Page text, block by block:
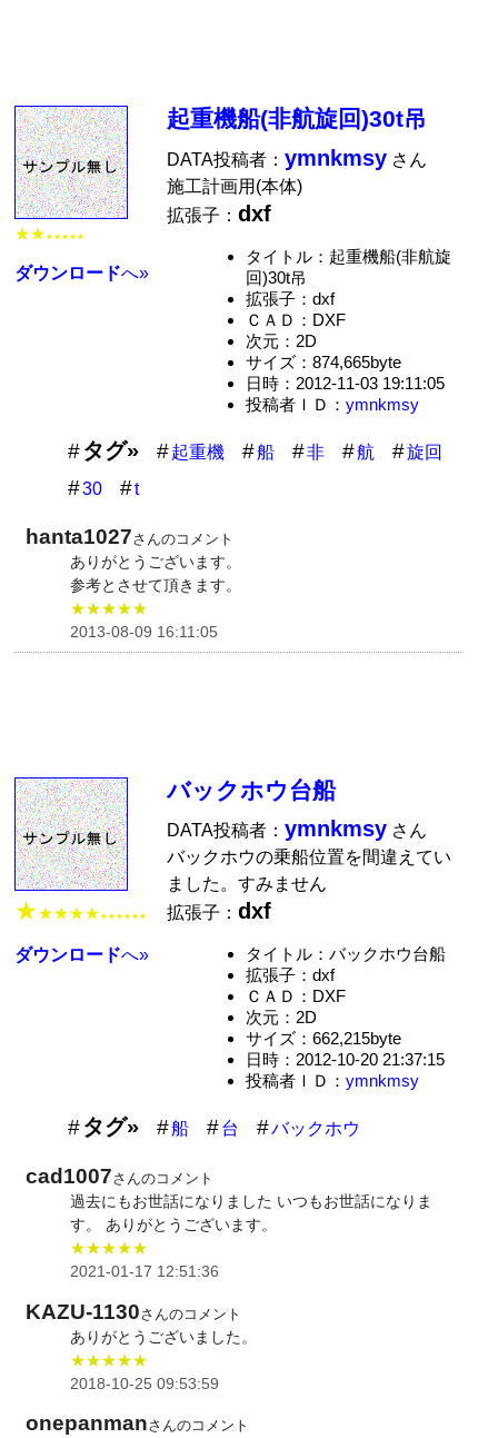
★★ ★★★★★
ダウンロードへ»
起重機船(非航旋回)30t吊
DATA投稿者：ymnkmsy さん
施工計画用(本体)
拡張子：dxf
タイトル：起重機船(非航旋
回)30t吊
拡張子：dxf
ＣＡＤ：DXF
次元：2D
サイズ：874,665byte
日時：2012-11-03 19:11:05
投稿者ＩＤ： ymnkmsy
タグ» 起重機 船 非 航
旋回
30
t
hanta1027さんのコメント
ありがとうございます。
参考とさせて頂きます。
★★★★★
2013-08-09 16:11:05
★★★★★ ★★★★★★
ダウンロードへ»
バックホウ台船
DATA投稿者：ymnkmsy さん
バックホウの乗船位置を間違えてい
ました。すみません
拡張子：dxf
タイトル：バックホウ台船
拡張子：dxf
ＣＡＤ：DXF
次元：2D
サイズ：662,215byte
日時：2012-10-20 21:37:15
投稿者ＩＤ： ymnkmsy
タグ» 船 台 バックホウ
cad1007さんのコメント
過去にもお世話になりました いつもお世話になりま
す。 ありがとうございます。
★★★★★
2021-01-17 12:51:36
KAZU-1130さんのコメント
ありがとうございました。
★★★★★
2018-10-25 09:53:59
onepanmanさんのコメント